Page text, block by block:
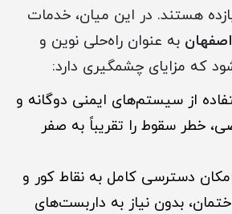
هستند. در این میان، خدمات
به عنوان راه‌حلی نوین و
که مزایای چشمگیری دارد:
از سیستم‌های ایمنی دوگانه و
خطر سقوط را تقریباً به صفر
دسترسی کامل به نقاط کور و
بدون نیاز به داربست‌های